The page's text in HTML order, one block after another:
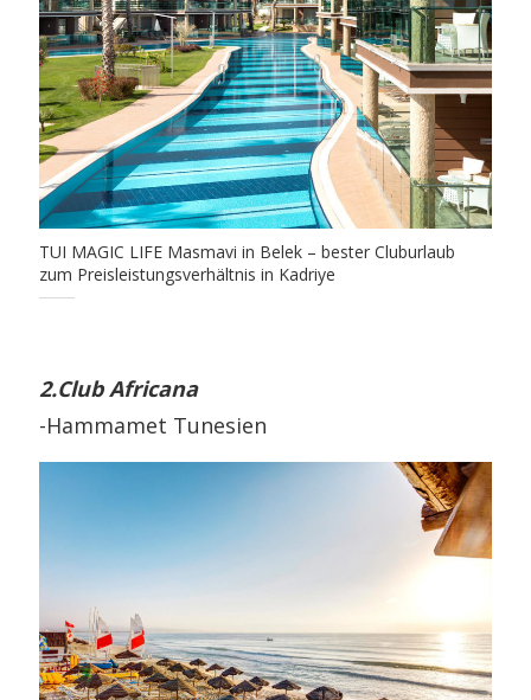
TUI MAGIC LIFE Masmavi in Belek – bester Cluburlaub
zum Preisleistungsverhältnis in Kadriye
2.Club Africana
-Hammamet Tunesien